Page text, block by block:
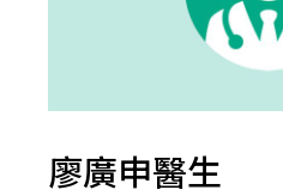
廖廣申醫生